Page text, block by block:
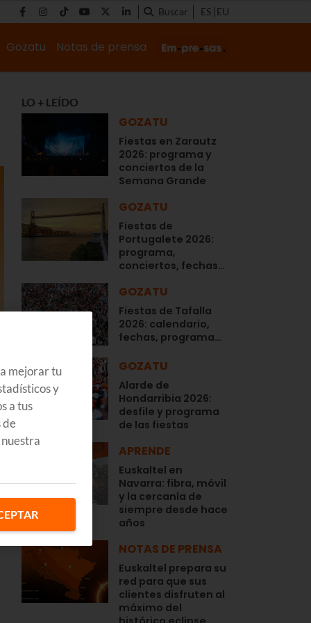
Buscar ES EU
Gozatu Notas de prensa
LO + LEÍDO
GOZATU
Fiestas en Zarautz
2026: programa y
conciertos de la
Semana Grande
GOZATU
Fiestas de
Portugalete 2026:
programa,
conciertos, fechas…
GOZATU
Fiestas de Tafalla
2026: calendario,
fechas, programa…
GOZATU
Alarde de
Hondarribia 2026:
desfile y programa
de las fiestas
APRENDE
Euskaltel en
Navarra: fibra, móvil
y la cercanía de
siempre desde hace
años
NOTAS DE PRENSA
Euskaltel prepara su
red para que sus
clientes disfruten al
máximo del
mejorar tu
y
a tus
de